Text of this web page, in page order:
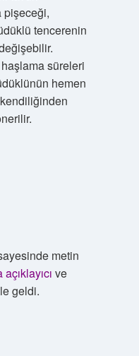
pişeceği,
tencerenin
süreleri
hemen
kendiliğinden
metin
ve
geldi.